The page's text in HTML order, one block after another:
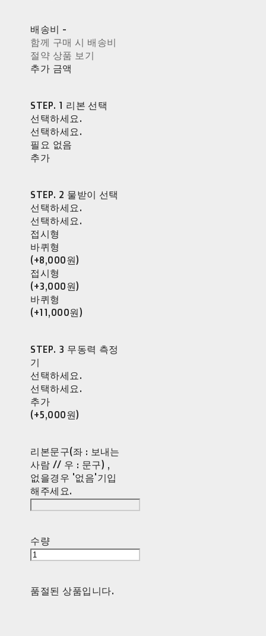
배송비 -
함께 구매 시 배송비
절약 상품 보기
추가 금액
STEP. 1 리본 선택
선택하세요.
선택하세요.
필요 없음
추가
STEP. 2 물받이 선택
선택하세요.
선택하세요.
접시형
바퀴형
(+8,000원)
접시형
(+3,000원)
바퀴형
(+11,000원)
STEP. 3 무동력 측정
기
선택하세요.
선택하세요.
추가
(+5,000원)
리본문구(좌 : 보내는
사람 // 우 : 문구) ,
없을경우 '없음'기입
해주세요.
수량
품절된 상품입니다.